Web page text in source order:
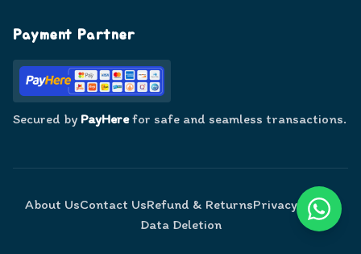
Payment Partner
Secured by PayHerefor safe and seamless transactions.
About UsContact UsRefund & ReturnsPrivacy Policy
Data Deletion